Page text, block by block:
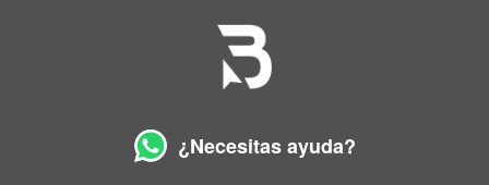
¿Necesitas ayuda?